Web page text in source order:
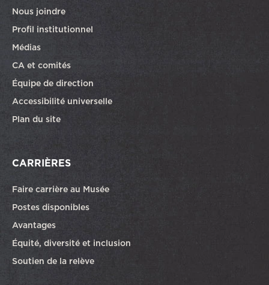
Nous joindre
Profil institutionnel
Médias
CA et comités
Équipe de direction
Accessibilité universelle
Plan du site
CARRIÈRES
Faire carrière au Musée
Postes disponiblesCe lien ouvrira dans une autre fenêtre
Avantages
Équité, diversité et inclusion
Soutien de la relève